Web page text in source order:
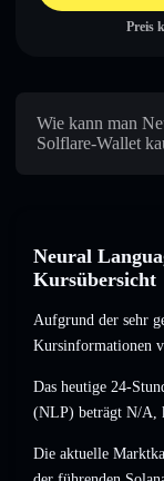
Preis
Wie kann man
Solflare-Wallet
Neural
Kursübersicht
Aufgrund der sehr
Kursinformationen
Das heutige 24-
(NLP) beträgt N/A,
Die aktuelle